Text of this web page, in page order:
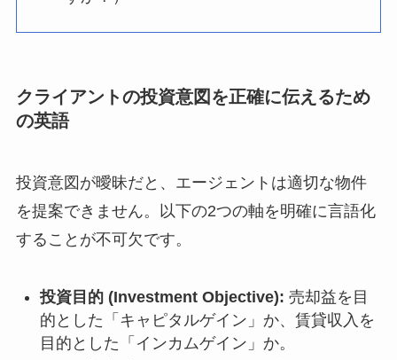
クライアントの投資意図を正確に伝えるため
の英語
投資意図が曖昧だと、エージェントは適切な物件
を提案できません。以下の2つの軸を明確に言語化
することが不可欠です。
投資目的 (Investment Objective): 売却益を目
的とした「キャピタルゲイン」か、賃貸収入を
目的とした「インカムゲイン」か。